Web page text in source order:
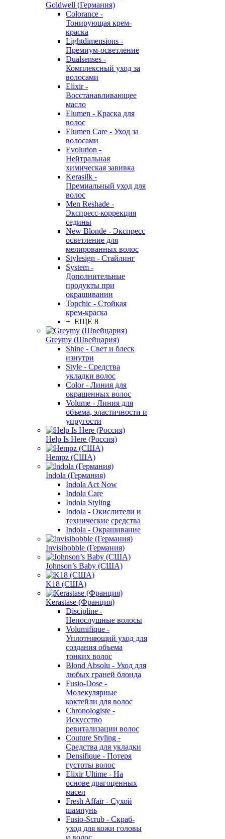
Goldwell (Германия)
Colorance -
Тонирующая крем-
краска
Lightdimensions -
Премиум-осветление
Dualsenses -
Комплексный уход за
волосами
Elixir -
Восстанавливающее
масло
Elumen - Краска для
волос
Elumen Care - Уход за
волосами
Evolution -
Нейтральная
химическая завивка
Kerasilk -
Премиальный уход для
волос
Men Reshade -
Экспресс-коррекция
седины
New Blonde - Экспресс
осветление для
мелированных волос
Stylesign - Стайлинг
System -
Дополнительные
продукты при
окрашивании
Topchic - Стойкая
крем-краска
+ ЕЩЕ 8
Greymy (Швейцария)
Shine - Свет и блеск
изнутри
Style - Средства
укладки волос
Color - Линия для
окрашенных волос
Volume - Линия для
объема, эластичности и
упругости
Help Is Here (Россия)
Hempz (США)
Indola (Германия)
Indola Act Now
Indola Care
Indola Styling
Indola - Окислители и
технические средства
Indola - Окрашивание
Invisibobble (Германия)
Johnson’s Baby (США)
K18 (США)
Kerastase (Франция)
Discipline -
Непослушные волосы
Volumifique -
Уплотняющий уход для
создания объема
тонких волос
Blond Absolu - Уход для
любых граней блонда
Fusio-Dose -
Молекулярные
коктейли для волос
Chronologiste -
Искусство
ревитализации волос
Couture Styling -
Средства для укладки
Densifique - Потеря
густоты волос
Elixir Ultime - На
основе драгоценных
масел
Fresh Affair - Сухой
шампунь
Fusio-Scrub - Скраб-
уход для кожи головы
и волос